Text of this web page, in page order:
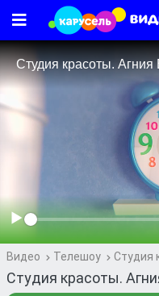
Видео Телешоу Студия
Студия красоты.